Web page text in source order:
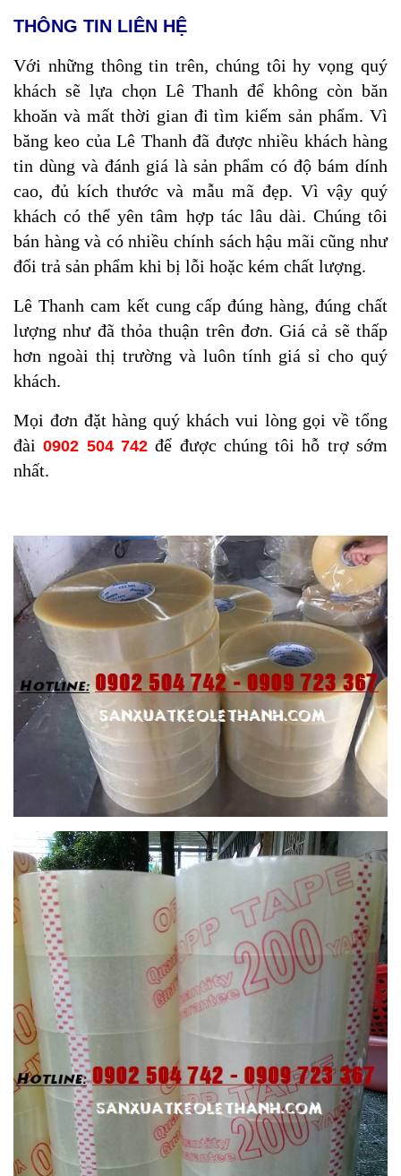
THÔNG TIN LIÊN HỆ
Với những thông tin trên, chúng tôi hy vọng quý
khách sẽ lựa chọn Lê Thanh để không còn băn
khoăn và mất thời gian đi tìm kiếm sản phẩm. Vì
băng keo của Lê Thanh đã được nhiều khách hàng
tin dùng và đánh giá là sản phẩm có độ bám dính
cao, đủ kích thước và mẫu mã đẹp. Vì vậy quý
khách có thể yên tâm hợp tác lâu dài. Chúng tôi
bán hàng và có nhiều chính sách hậu mãi cũng như
đổi trả sản phẩm khi bị lỗi hoặc kém chất lượng.
Lê Thanh cam kết cung cấp đúng hàng, đúng chất
lượng như đã thỏa thuận trên đơn. Giá cả sẽ thấp
hơn ngoài thị trường và luôn tính giá sỉ cho quý
khách.
Mọi đơn đặt hàng quý khách vui lòng gọi về tổng
đài0902 504 742để được chúng tôi hỗ trợ sớm
nhất.